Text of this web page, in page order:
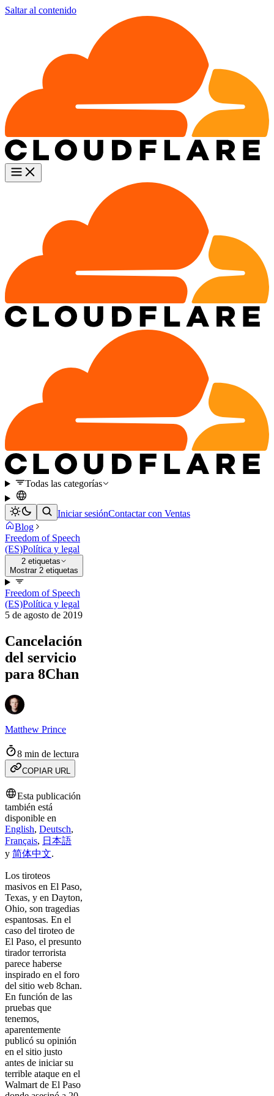
Saltar al contenido
Todas las categorías
Iniciar sesiónContactar con Ventas
Blog
Freedom of Speech
(ES)Política y legal
2 etiquetas
Mostrar 2 etiquetas
Freedom of Speech
(ES)Política y legal
5 de agosto de 2019
Cancelación
del servicio
para 8Chan
Matthew Prince
8 min de lectura
COPIAR URL
Esta publicación
también está
disponible en
English, Deutsch,
Français, 日本語
y 简体中文.
Los tiroteos
masivos en El Paso,
Texas, y en Dayton,
Ohio, son tragedias
espantosas. En el
caso del tiroteo de
El Paso, el presunto
tirador terrorista
parece haberse
inspirado en el foro
del sitio web 8chan.
En función de las
pruebas que
tenemos,
aparentemente
publicó su opinión
en el sitio justo
antes de iniciar su
terrible ataque en el
Walmart de El Paso